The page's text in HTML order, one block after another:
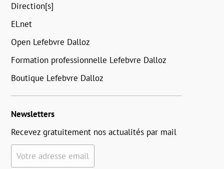
Direction[s]
ELnet
Open Lefebvre Dalloz
Formation professionnelle Lefebvre Dalloz
Boutique Lefebvre Dalloz
Newsletters
Recevez gratuitement nos actualités par mail
Votre adresse email